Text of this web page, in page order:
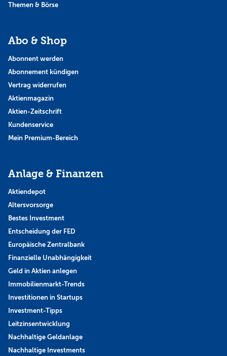
Themen & Börse
Abo & Shop
Abonnent werden
Abonnement kündigen
Vertrag widerrufen
Aktienmagazin
Aktien-Zeitschrift
Kundenservice
Mein Premium-Bereich
Anlage & Finanzen
Aktiendepot
Altersvorsorge
Bestes Investment
Entscheidung der FED
Europäische Zentralbank
Finanzielle Unabhängigkeit
Geld in Aktien anlegen
Immobilienmarkt-Trends
Investitionen in Startups
Investment-Tipps
Leitzinsentwicklung
Nachhaltige Geldanlage
Nachhaltige Investments